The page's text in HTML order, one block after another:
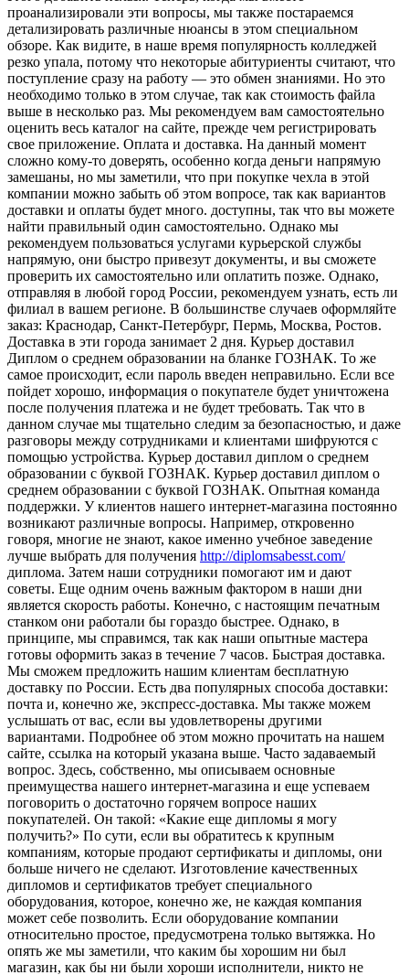
проанализировали эти вопросы, мы также постараемся
детализировать различные нюансы в этом специальном
обзоре. Как видите, в наше время популярность колледжей
резко упала, потому что некоторые абитуриенты считают, что
поступление сразу на работу — это обмен знаниями. Но это
необходимо только в этом случае, так как стоимость файла
выше в несколько раз. Мы рекомендуем вам самостоятельно
оценить весь каталог на сайте, прежде чем регистрировать
свое приложение. Оплата и доставка. На данный момент
сложно кому-то доверять, особенно когда деньги напрямую
замешаны, но мы заметили, что при покупке чехла в этой
компании можно забыть об этом вопросе, так как вариантов
доставки и оплаты будет много. доступны, так что вы можете
найти правильный один самостоятельно. Однако мы
рекомендуем пользоваться услугами курьерской службы
напрямую, они быстро привезут документы, и вы сможете
проверить их самостоятельно или оплатить позже. Однако,
отправляя в любой город России, рекомендуем узнать, есть ли
филиал в вашем регионе. В большинстве случаев оформляйте
заказ: Краснодар, Санкт-Петербург, Пермь, Москва, Ростов.
Доставка в эти города занимает 2 дня. Курьер доставил
Диплом о среднем образовании на бланке ГОЗНАК. То же
самое происходит, если пароль введен неправильно. Если все
пойдет хорошо, информация о покупателе будет уничтожена
после получения платежа и не будет требовать. Так что в
данном случае мы тщательно следим за безопасностью, и даже
разговоры между сотрудниками и клиентами шифруются с
помощью устройства. Курьер доставил диплом о среднем
образовании с буквой ГОЗНАК. Курьер доставил диплом о
среднем образовании с буквой ГОЗНАК. Опытная команда
поддержки. У клиентов нашего интернет-магазина постоянно
возникают различные вопросы. Например, откровенно
говоря, многие не знают, какое именно учебное заведение
лучше выбрать для получения http://diplomsabesst.com/
диплома. Затем наши сотрудники помогают им и дают
советы. Еще одним очень важным фактором в наши дни
является скорость работы. Конечно, с настоящим печатным
станком они работали бы гораздо быстрее. Однако, в
принципе, мы справимся, так как наши опытные мастера
готовы оформить заказ в течение 7 часов. Быстрая доставка.
Мы сможем предложить нашим клиентам бесплатную
доставку по России. Есть два популярных способа доставки:
почта и, конечно же, экспресс-доставка. Мы также можем
услышать от вас, если вы удовлетворены другими
вариантами. Подробнее об этом можно прочитать на нашем
сайте, ссылка на который указана выше. Часто задаваемый
вопрос. Здесь, собственно, мы описываем основные
преимущества нашего интернет-магазина и еще успеваем
поговорить о достаточно горячем вопросе наших
покупателей. Он такой: «Какие еще дипломы я могу
получить?» По сути, если вы обратитесь к крупным
компаниям, которые продают сертификаты и дипломы, они
больше ничего не сделают. Изготовление качественных
дипломов и сертификатов требует специального
оборудования, которое, конечно же, не каждая компания
может себе позволить. Если оборудование компании
относительно простое, предусмотрена только вытяжка. Но
опять же мы заметили, что каким бы хорошим ни был
магазин, как бы ни были хороши исполнители, никто не